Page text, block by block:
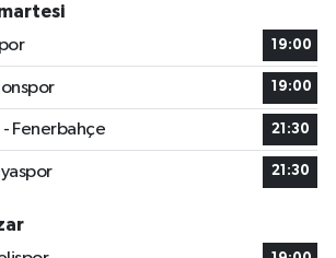
19:00
19:00
Fenerbahçe 21:30
21:30